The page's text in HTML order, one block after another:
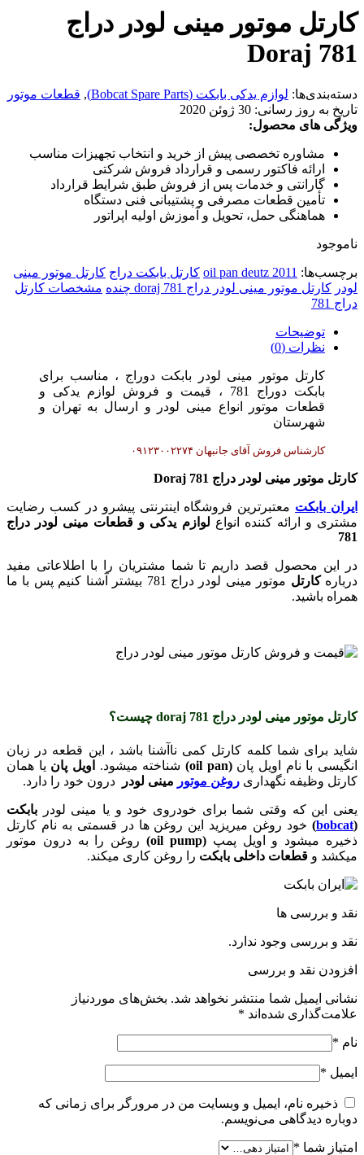
کارتل موتور مینی لودر دراج
Doraj 781
دسته‌بندی‌ها: لوازم یدکی بابکت (Bobcat Spare Parts) , قطعات موتور
تاریخ به روز رسانی: 30 ژوئن 2020
ویژگی های محصول:
مشاوره تخصصی پیش از خرید و انتخاب تجهیزات مناسب
ارائه فاکتور رسمی و قرارداد فروش شرکتی
گارانتی و خدمات پس از فروش طبق شرایط قرارداد
تأمین قطعات مصرفی و پشتیبانی فنی دستگاه
هماهنگی حمل، تحویل و آموزش اولیه اپراتور
ناموجود
برچسب‌ها: oil pan deutz 2011 کارتل بابکت دراج کارتل موتور مینی
لودر کارتل موتور مینی لودر دراج doraj 781 چنده
مشخصات کارتل
دراج 781
توضیحات
نظرات (0)
کارتل موتور مینی لودر بابکت دوراج ، مناسب برای
بابکت دوراج 781 ، قیمت و فروش لوازم یدکی و
قطعات موتور انواع مینی لودر و ارسال به تهران و
شهرستان
کارشناس فروش آقای جانبهان ۰۹۱۲۳۰۰۲۲۷۴
کارتل موتور مینی لودر دراج Doraj 781
ایران بابکت معتبرترین فروشگاه اینترنتی پیشرو در کسب رضایت
مشتری و ارائه کننده انواع لوازم یدکی و قطعات مینی لودر دراج
781
در این محصول قصد داریم تا شما مشتریان را با اطلاعاتی مفید
دربارهکارتل
موتور مینی لودر دراج 781 بیشتر آشنا کنیم پس با ما
همراه باشید.
کارتل موتور مینی لودر دراج doraj 781 چیست؟
شاید برای شما کلمه کارتل کمی ناآشنا باشد ، این قطعه در زبان
انگیسی با نام اویل پان(oil pan) شناخته میشود. اویل پان یا همان
کارتل وظیفه نگهداری روغن موتور مینی لودر درون خود را دارد.
یعنی این که وقتی شما برای خودروی خود و یا مینی لودر بابکت
(
bobcat
) خود روغن میریزید این روغن ها در قسمتی به نام کارتل
ذخیره میشود و اویل پمپ(oil pump)
روغن را به درون موتور
میکشد و قطعات داخلی بابکت را روغن کاری میکند.
نقد و بررسی ها
نقد و بررسی وجود ندارد.
افزودن نقد و بررسی
نشانی ایمیل شما منتشر نخواهد شد. بخش‌های موردنیاز
علامت‌گذاری شده‌اند *
نام *
ایمیل *
ذخیره نام، ایمیل و وبسایت من در مرورگر برای زمانی که
دوباره دیدگاهی می‌نویسم.
امتیاز شما *